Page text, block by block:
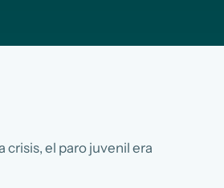
crisis, el paro juvenil era